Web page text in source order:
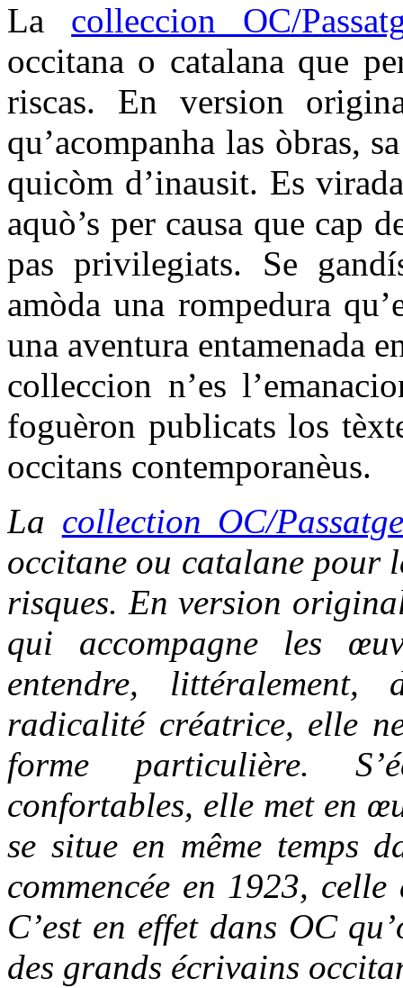
La colleccion OC/
occitana o catalana que
riscas. En version
qu’acompanha las òbras,
quicòm d’inausit. Es
aquò’s per causa que cap
pas privilegiats. Se
amòda una rompedura
una aventura entamenada
colleccion n’es
foguèron publicats los
occitans contemporanèus.
La collection OC/Passatg
occitane ou catalane pour
risques. En version
qui accompagne les
entendre,
radicalité créatrice, elle
forme particulière.
confortables, elle met en
se situe en même temps
commencée en 1923,
C’est en effet dans OC
des grands écrivains